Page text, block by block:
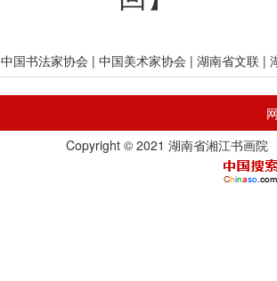
中国书法家协会 | 中国美术家协会 | 湖南省文联 |
Copyright © 2021 湖南省湘江书画